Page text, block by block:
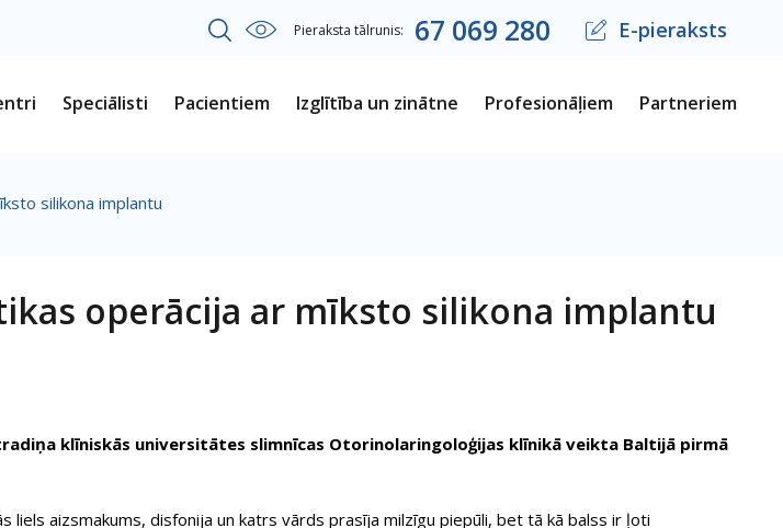
Pieraksta tālrunis: 67 069 280 E-pieraksts
Speciālisti Pacientiem Izglītība un zinātne Profesionāļiem Partneriem
silikona implantu
operācija ar mīksto silikona implantu
klīniskās universitātes slimnīcas Otorinolaringoloģijas klīnikā veikta Baltijā pirmā
aizsmakums, disfonija un katrs vārds prasīja milzīgu piepūli, bet tā kā balss ir ļoti